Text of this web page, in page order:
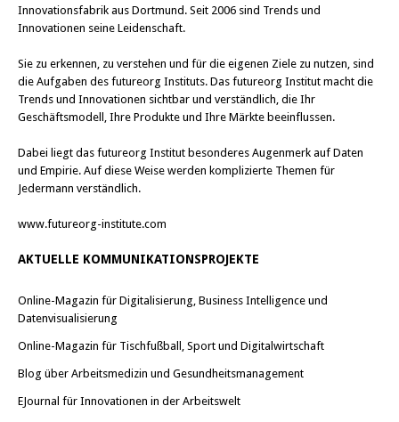
Innovationsfabrik aus Dortmund. Seit 2006 sind Trends und
Innovationen seine Leidenschaft.
Sie zu erkennen, zu verstehen und für die eigenen Ziele zu nutzen, sind
die Aufgaben des futureorg Instituts. Das futureorg Institut macht die
Trends und Innovationen sichtbar und verständlich, die Ihr
Geschäftsmodell, Ihre Produkte und Ihre Märkte beeinflussen.
Dabei liegt das futureorg Institut besonderes Augenmerk auf Daten
und Empirie. Auf diese Weise werden komplizierte Themen für
Jedermann verständlich.
www.futureorg-institute.com
AKTUELLE KOMMUNIKATIONSPROJEKTE
Online-Magazin für Digitalisierung, Business Intelligence und
Datenvisualisierung
Online-Magazin für Tischfußball, Sport und Digitalwirtschaft
Blog über Arbeitsmedizin und Gesundheitsmanagement
EJournal für Innovationen in der Arbeitswelt